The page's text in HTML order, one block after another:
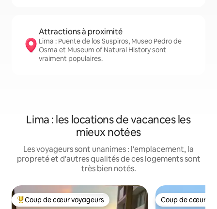
Attractions à proximité
Lima : Puente de los Suspiros, Museo Pedro de
Osma et Museum of Natural History sont
vraiment populaires.
Lima : les locations de vacances les
mieux notées
Les voyageurs sont unanimes : l'emplacement, la
propreté et d'autres qualités de ces logements sont
très bien notés.
Coup de cœur voyageurs parmi les plus aimés
Coup de cœur voyageurs Coup de cœur
Coup de cœur